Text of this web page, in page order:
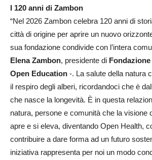
I 120 anni di Zambon
“Nel 2026 Zambon celebra 120 anni di
città di origine per aprire un nuovo
sua fondazione condivide con l’intera
Elena Zambon, presidente di Fondazione
Open Education -. La salute della natura
il respiro degli alberi, ricordandoci che è
che nasce la longevità. È in questa
natura, persone e comunità che la visione
apre e si eleva, diventando Open Health,
contribuire a dare forma ad un futuro
iniziativa rappresenta per noi un modo